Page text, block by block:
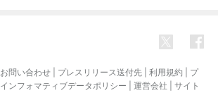
お問い合わせ プレスリリース送付先 利用規約
プ
インフォマティブデータポリシー 運営会社
サイト